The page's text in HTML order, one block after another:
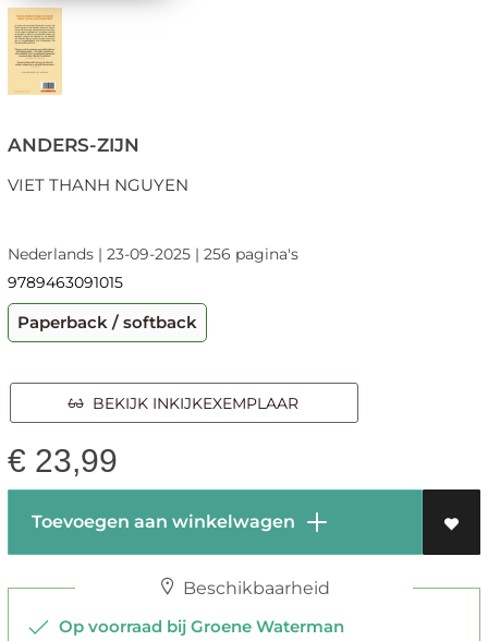
ANDERS-ZIJN
VIET THANH NGUYEN
Nederlands | 23-09-2025 | 256 pagina's
9789463091015
Paperback / softback
BEKIJK INKIJKEXEMPLAAR
€ 23,99
Toevoegen aan winkelwagen
Beschikbaarheid
Op voorraad bij Groene Waterman